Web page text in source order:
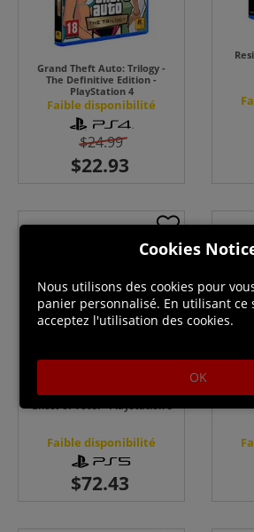
Grand Theft Auto: Trilogy -
The Definitive Edition -
PlayStation 4
Faible disponibilité
$24.99
Ghost of Yotei - PlayStation 5
Faible disponibilité
Cookies
Nous utilisons des cookies pour
panier personnalisé. En utilisant ce
acceptez l'utilisation des cookies.
OK